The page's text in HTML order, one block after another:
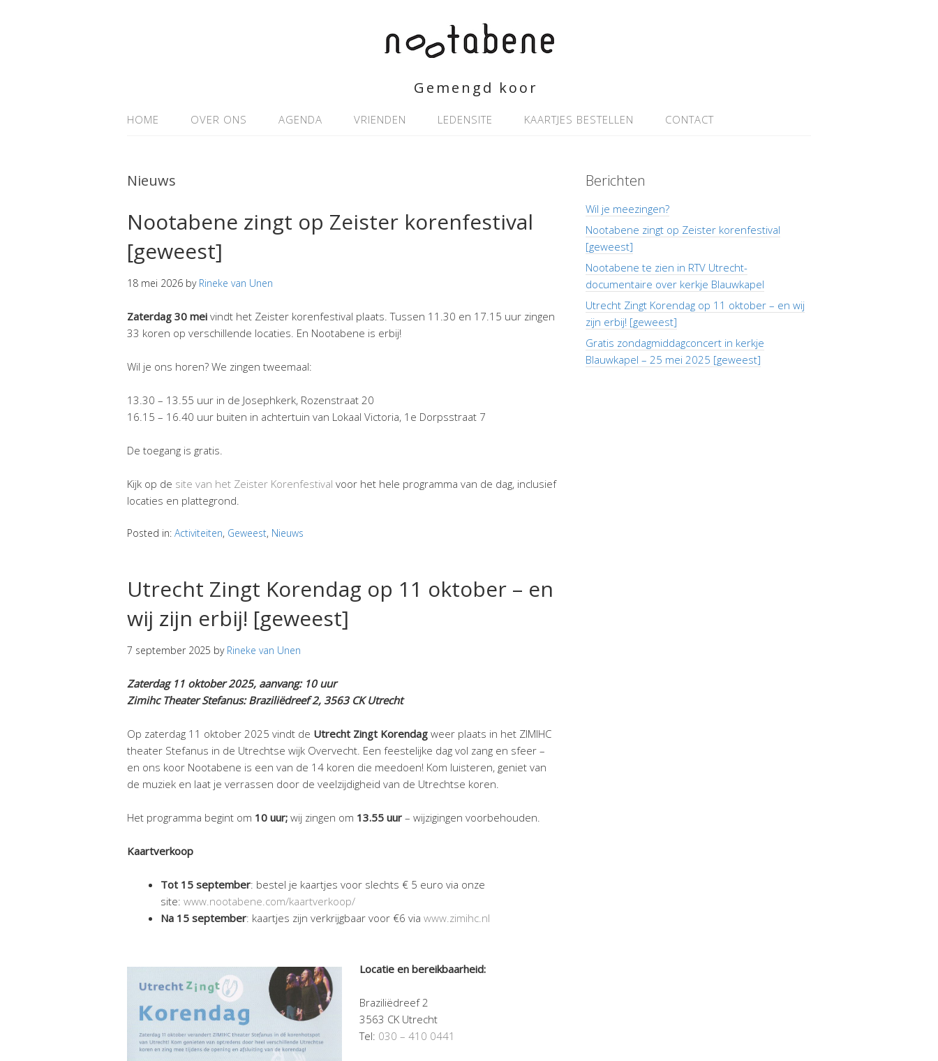
Gemengd koor
HOME OVER ONS AGENDA VRIENDEN LEDENSITE KAARTJES BESTELLEN CONTACT
Nieuws
Nootabene zingt op Zeister korenfestival
[geweest]
18 mei 2026 by Rineke van Unen
Zaterdag 30 mei vindt het Zeister korenfestival plaats. Tussen 11.30 en 17.15 uur zingen
33 koren op verschillende locaties. En Nootabene is erbij!
Wil je ons horen? We zingen tweemaal:
13.30 – 13.55 uur in de Josephkerk, Rozenstraat 20
16.15 – 16.40 uur buiten in achtertuin van Lokaal Victoria, 1e Dorpsstraat 7
De toegang is gratis.
Kijk op de site van het Zeister Korenfestival voor het hele programma van de dag, inclusief
locaties en plattegrond.
Posted in: Activiteiten, Geweest, Nieuws
Utrecht Zingt Korendag op 11 oktober – en
wij zijn erbij! [geweest]
7 september 2025 by Rineke van Unen
Zaterdag 11 oktober 2025, aanvang: 10 uur
Zimihc Theater Stefanus: Braziliëdreef 2, 3563 CK Utrecht
Op zaterdag 11 oktober 2025 vindt de Utrecht Zingt Korendag weer plaats in het ZIMIHC
theater Stefanus in de Utrechtse wijk Overvecht. Een feestelijke dag vol zang en sfeer –
en ons koor Nootabene is een van de 14 koren die meedoen! Kom luisteren, geniet van
de muziek en laat je verrassen door de veelzijdigheid van de Utrechtse koren.
Het programma begint om 10 uur; wij zingen om 13.55 uur – wijzigingen voorbehouden.
Kaartverkoop
Tot 15 september: bestel je kaartjes voor slechts € 5 euro via onze
site: www.nootabene.com/kaartverkoop/
Na 15 september: kaartjes zijn verkrijgbaar voor €6 via www.zimihc.nl
Locatie en bereikbaarheid:
Braziliëdreef 2
3563 CK Utrecht
Tel: 030 – 410 0441
Berichten
Wil je meezingen?
Nootabene zingt op Zeister korenfestival
[geweest]
Nootabene te zien in RTV Utrecht-
documentaire over kerkje Blauwkapel
Utrecht Zingt Korendag op 11 oktober – en wij
zijn erbij! [geweest]
Gratis zondagmiddagconcert in kerkje
Blauwkapel – 25 mei 2025 [geweest]